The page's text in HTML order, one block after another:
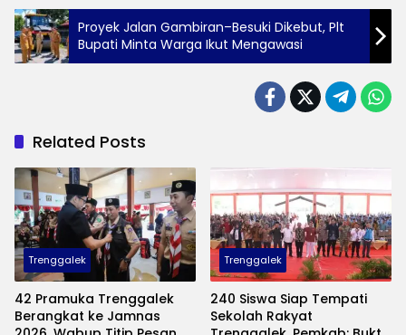
Proyek Jalan Gambiran–Besuki Dikebut, Plt
Bupati Minta Warga Ikut Mengawasi
Related Posts
Trenggalek
42 Pramuka Trenggalek
Berangkat ke Jamnas
Trenggalek
240 Siswa Siap Tempati
Sekolah Rakyat